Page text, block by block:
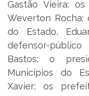
Gastão Vieira;
Weverton Rocha;
do Estado,
defensor-
Bastos; o
Municípios do
Xavier; os